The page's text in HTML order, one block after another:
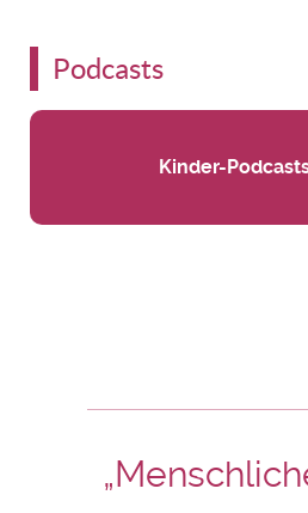
Podcasts
Kinder-